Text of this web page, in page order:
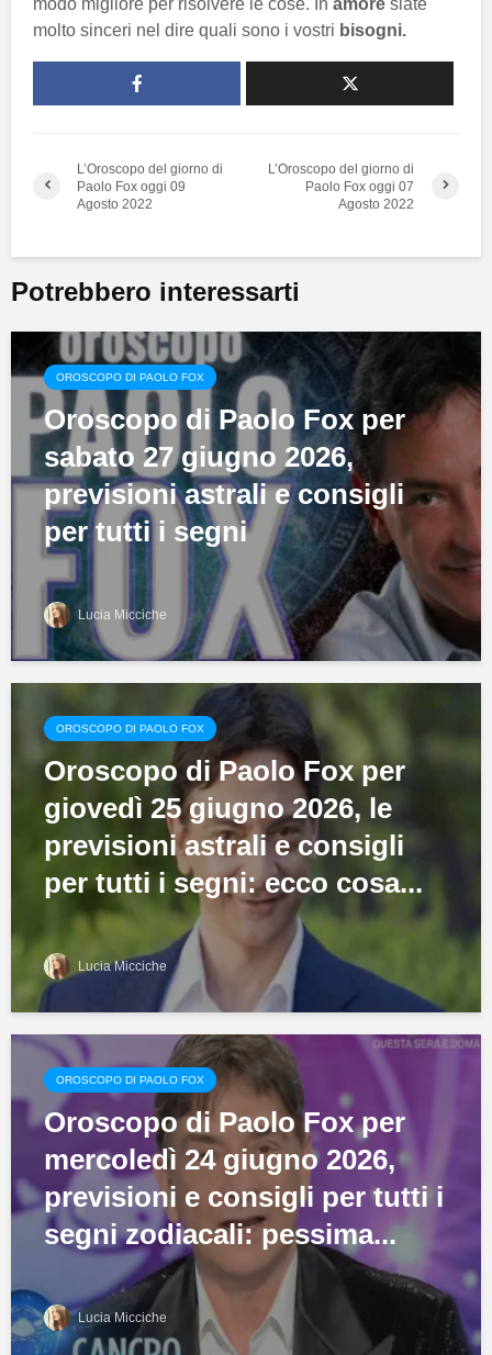
molto sinceri nel dire quali sono i vostri bisogni.
L’Oroscopo del giorno di
Paolo Fox oggi 09
Agosto 2022
L’Oroscopo del giorno di
Paolo Fox oggi 07
Agosto 2022
Potrebbero interessarti
OROSCOPO DI PAOLO FOX
Oroscopo di Paolo Fox per
sabato 27 giugno 2026,
previsioni astrali e consigli
per tutti i segni
Lucia Micciche
OROSCOPO DI PAOLO FOX
Oroscopo di Paolo Fox per
giovedì 25 giugno 2026, le
previsioni astrali e consigli
per tutti i segni: ecco cosa...
Lucia Micciche
OROSCOPO DI PAOLO FOX
Oroscopo di Paolo Fox per
mercoledì 24 giugno 2026,
previsioni e consigli per tutti i
segni zodiacali: pessima...
Lucia Micciche